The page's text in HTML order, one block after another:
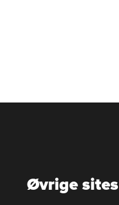
Øvrige sites